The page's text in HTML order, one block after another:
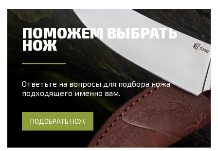
ПОМОЖЕМ ВЫБРАТЬ
НОЖ
Ответьте на вопросы для подбора ножа
подходящего именно вам.
ПОДОБРАТЬ НОЖ